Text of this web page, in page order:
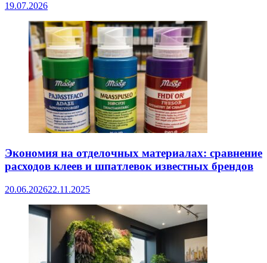
19.07.2026
Экономия на отделочных материалах: сравнение
расходов клеев и шпатлевок известных брендов
20.06.202622.11.2025